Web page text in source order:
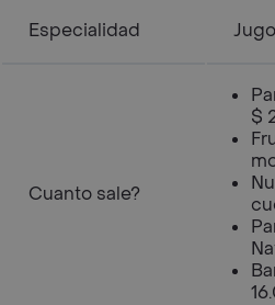
Especialidad
Cuanto sale?
$